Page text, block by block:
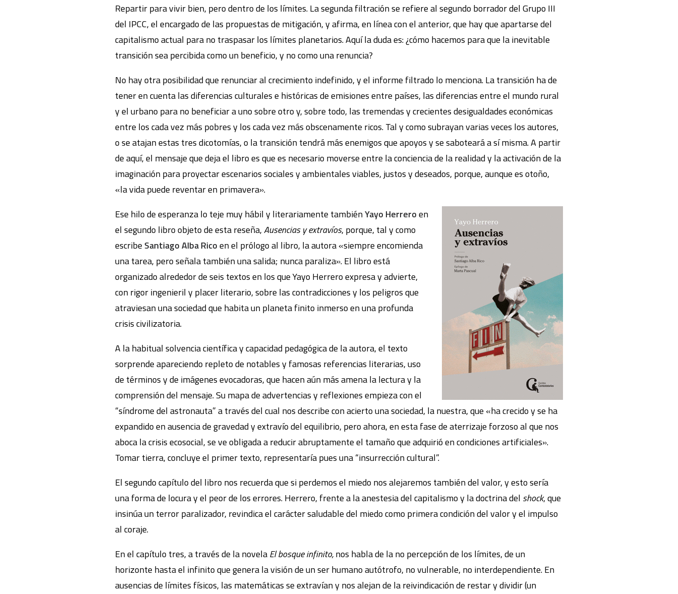
Repartir para vivir bien, pero dentro de los límites. La segunda filtración se refiere al segundo borrador del Grupo III
del IPCC, el encargado de las propuestas de mitigación, y afirma, en línea con el anterior, que hay que apartarse del
capitalismo actual para no traspasar los límites planetarios. Aquí la duda es: ¿cómo hacemos para que la inevitable
transición sea percibida como un beneficio, y no como una renuncia?
No hay otra posibilidad que renunciar al crecimiento indefinido, y el informe filtrado lo menciona. La transición ha de
tener en cuenta las diferencias culturales e históricas de emisiones entre países, las diferencias entre el mundo rural
y el urbano para no beneficiar a uno sobre otro y, sobre todo, las tremendas y crecientes desigualdades económicas
entre los cada vez más pobres y los cada vez más obscenamente ricos. Tal y como subrayan varias veces los autores,
o se atajan estas tres dicotomías, o la transición tendrá más enemigos que apoyos y se saboteará a sí misma. A partir
de aquí, el mensaje que deja el libro es que es necesario moverse entre la conciencia de la realidad y la activación de la
imaginación para proyectar escenarios sociales y ambientales viables, justos y deseados, porque, aunque es otoño,
«la vida puede reventar en primavera».
Ese hilo de esperanza lo teje muy hábil y literariamente tambiénYayo Herreroen
el segundo libro objeto de esta reseña,Ausencias y extravíos, porque, tal y como
escribe Santiago Alba Ricoen el prólogo al libro, la autora «siempre encomienda
una tarea, pero señala también una salida; nunca paraliza». El libro está
organizado alrededor de seis textos en los que Yayo Herrero expresa y advierte,
con rigor ingenieril y placer literario, sobre las contradicciones y los peligros que
atraviesan una sociedad que habita un planeta finito inmerso en una profunda
crisis civilizatoria.
A la habitual solvencia científica y capacidad pedagógica de la autora, el texto
sorprende apareciendo repleto de notables y famosas referencias literarias, uso
de términos y de imágenes evocadoras, que hacen aún más amena la lectura y la
comprensión del mensaje. Su mapa de advertencias y reflexiones empieza con el
“síndrome del astronauta” a través del cual nos describe con acierto una sociedad, la nuestra, que «ha crecido y se ha
expandido en ausencia de gravedad y extravío del equilibrio, pero ahora, en esta fase de aterrizaje forzoso al que nos
aboca la crisis ecosocial, se ve obligada a reducir abruptamente el tamaño que adquirió en condiciones artificiales».
Tomar tierra, concluye el primer texto, representaría pues una “insurrección cultural”.
El segundo capítulo del libro nos recuerda que si perdemos el miedo nos alejaremos también del valor, y esto sería
una forma de locura y el peor de los errores. Herrero, frente a la anestesia del capitalismo y la doctrina del shock, que
insinúa un terror paralizador, revindica el carácter saludable del miedo como primera condición del valor y el impulso
al coraje.
En el capítulo tres, a través de la novelaEl bosque infinito,nos habla de la no percepción de los límites, de un
horizonte hasta el infinito que genera la visión de un ser humano autótrofo, no vulnerable, no interdependiente. En
ausencias de límites físicos, las matemáticas se extravían y nos alejan de la reivindicación de restar y dividir (un